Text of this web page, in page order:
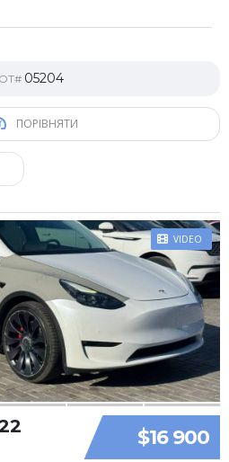
05204
ПОРІВНЯТИ
VIDEO
$16 900